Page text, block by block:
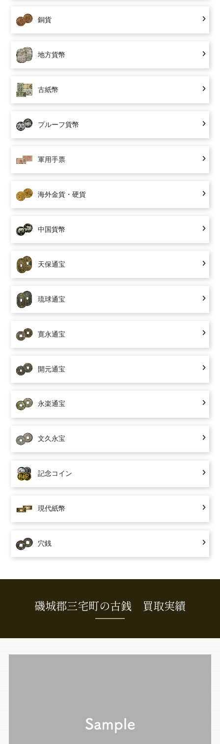
銅貨
地方貨幣
古紙幣
プルーフ貨幣
軍用手票
海外金貨・硬貨
中国貨幣
天保通宝
琉球通宝
寛永通宝
開元通宝
永楽通宝
文久永宝
記念コイン
現代紙幣
穴銭
磯城郡三宅町の古銭 買取実績